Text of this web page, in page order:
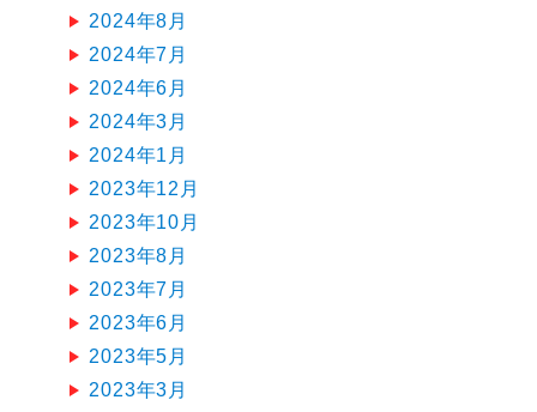
2024年8月
2024年7月
2024年6月
2024年3月
2024年1月
2023年12月
2023年10月
2023年8月
2023年7月
2023年6月
2023年5月
2023年3月